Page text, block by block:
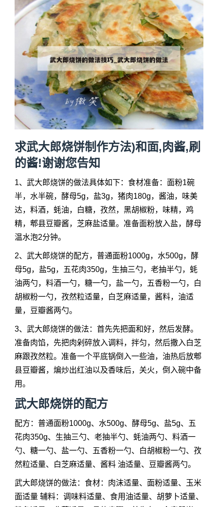
求武大郎烧饼制作方法)和面,肉酱,刷
的酱!谢谢您告知
1、武大郎烧饼的做法具体如下：食材准备：面粉1碗
半，水半碗，酵母5g，盐3g，猪肉180g，酱油，味美
达，料酒，蚝油，白糖，孜然，黑胡椒粉，味精，鸡
精，郫县豆瓣酱，芝麻盐适量。准备面粉放入盐，酵母
温水泡2分钟。
2、武大郎烧饼的配方，普通面粉1000g，水500g，酵
母5g，盐5g，五花肉350g，生抽三勺，老抽半勺，蚝
油两勺，料酒一勺，糖一勺，盐一勺，五香粉一勺，白
胡椒粉一勺，孜然粒适量，白芝麻适量，酱料，油适
量，豆瓣酱两勺。
3、武大郎烧饼的做法：首先先把面和好，然后发酵。
准备肉馅，先把肉剁碎放入调料，拌匀，然后撒入白芝
麻跟孜然粒。准备一个平底锅倒入一些油，油热后放郫
县豆瓣酱，煸炒出红油以及香味后，关火，倒入碗中备
用。
武大郎烧饼的配方
配方：普通面粉1000g、水500g、酵母5g、盐5g、五
花肉350g、生抽三勺、老抽半勺、蚝油两勺、料酒一
勺、糖一勺、盐一勺、五香粉一勺、白胡椒粉一勺、孜
然粒适量、白芝麻适量、酱料 油适量、豆瓣酱两勺。
武大郎烧饼的做法：食材：肉沫适量、面粉适量、玉米
面适量 辅料：调味料适量、食用油适量、胡萝卜适量、